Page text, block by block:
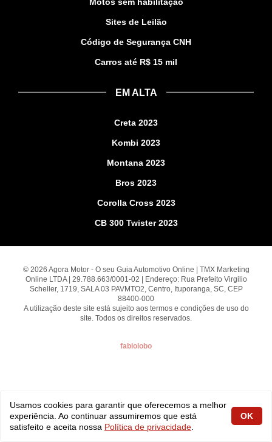
Sites de Leilão
Código de Segurança CNH
Carros até R$ 15 mil
EM ALTA
Creta 2023
Kombi 2023
Montana 2023
Bros 2023
Corolla Cross 2023
CB 300 Twister 2023
© 2026 Agora Motor - O seu Guia Automotivo Online | TMX Marketing
Online LTDA | 29.788.663/0001-02 | Endereço: Rua Prefeito Virgilio
Scheller, 1719, SALA 03 PAVMTO2, Centro, Ituporanga, SC, CEP
88400-000
A utilização deste site está sujeito aos termos e condições de uso do
site. Todos os direitos reservados.
fabiolobo
Usamos cookies para garantir que oferecemos a melhor
experiência. Ao continuar assumiremos que está
satisfeito e aceita nossa Política de privacidade
OK